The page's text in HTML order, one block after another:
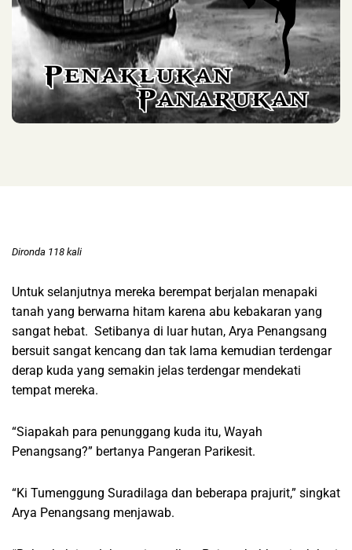
Dironda 118 kali
Untuk selanjutnya mereka berempat berjalan menapaki
tanah yang berwarna hitam karena abu kebakaran yang
sangat hebat. Setibanya di luar hutan, Arya Penangsang
bersuit sangat kencang dan tak lama kemudian terdengar
derap kuda yang semakin jelas terdengar mendekati
tempat mereka.
“Siapakah para penunggang kuda itu, Wayah
Penangsang?” bertanya Pangeran Parikesit.
“Ki Tumenggung Suradilaga dan beberapa prajurit,” singkat
Arya Penangsang menjawab.